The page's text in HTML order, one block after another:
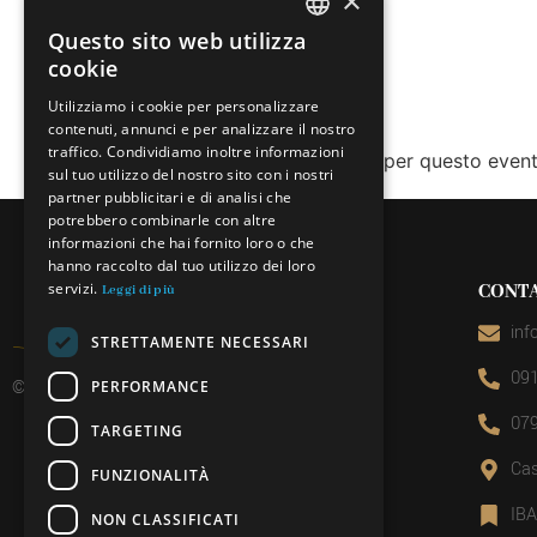
Le prenotazioni sono chiuse per questo
© 2026 Miniera d’oro di Sessa
GERMAN
ENGLISH
Questo sito web utilizza
cookie
Utilizziamo i cookie per personalizzare
contenuti, annunci e per analizzare il nostro
traffico. Condividiamo inoltre informazioni
sul tuo utilizzo del nostro sito con i nostri
partner pubblicitari e di analisi che
potrebbero combinarle con altre
informazioni che hai fornito loro o che
hanno raccolto dal tuo utilizzo dei loro
servizi. Leggi di più
STRETTAMENTE NECESSARI
PERFORMANCE
TARGETING
FUNZIONALITÀ
NON CLASSIFICATI